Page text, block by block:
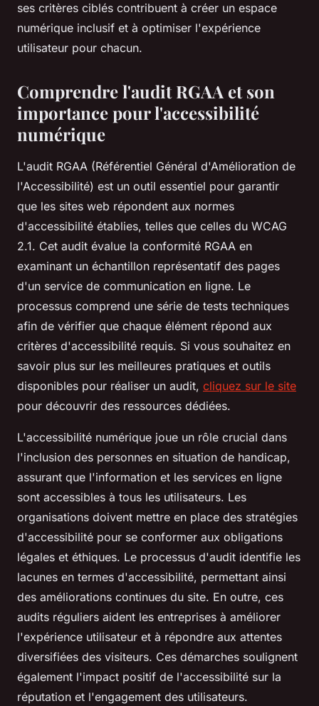
ses critères ciblés contribuent à créer un espace
numérique inclusif et à optimiser l'expérience
utilisateur pour chacun.
Comprendre l'audit RGAA et son
importance pour l'accessibilité
numérique
L'audit RGAA (Référentiel Général d'Amélioration de
l'Accessibilité) est un outil essentiel pour garantir
que les sites web répondent aux normes
d'accessibilité établies, telles que celles du WCAG
2.1. Cet audit évalue la conformité RGAA en
examinant un échantillon représentatif des pages
d'un service de communication en ligne. Le
processus comprend une série de tests techniques
afin de vérifier que chaque élément répond aux
critères d'accessibilité requis. Si vous souhaitez en
savoir plus sur les meilleures pratiques et outils
disponibles pour réaliser un audit, cliquez sur le site
pour découvrir des ressources dédiées.
L'accessibilité numérique joue un rôle crucial dans
l'inclusion des personnes en situation de handicap,
assurant que l'information et les services en ligne
sont accessibles à tous les utilisateurs. Les
organisations doivent mettre en place des stratégies
d'accessibilité pour se conformer aux obligations
légales et éthiques. Le processus d'audit identifie les
lacunes en termes d'accessibilité, permettant ainsi
des améliorations continues du site. En outre, ces
audits réguliers aident les entreprises à améliorer
l'expérience utilisateur et à répondre aux attentes
diversifiées des visiteurs. Ces démarches soulignent
également l'impact positif de l'accessibilité sur la
réputation et l'engagement des utilisateurs.